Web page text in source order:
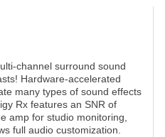
channel surround sound
Hardware-accelerated
many types of sound effects
Rx features an SNR of
amp for studio monitoring,
full audio customization.